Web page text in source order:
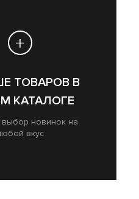
+
ТОВАРОВ В
КАТАЛОГЕ
новинок на
вкус